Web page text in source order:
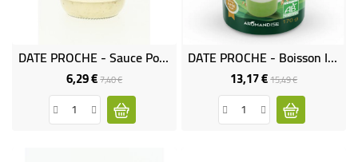
DATE PROCHE - Sauce Poivre Vert Bio
6,29 €Prix
de
base
7,40 €Prix
DATE PROCHE - Boisson Instantanée Matcha Avoine Bio
13,17 €Prix
de
base
15,49 €Prix